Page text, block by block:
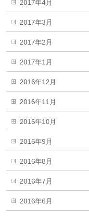
2017年4月
2017年3月
2017年2月
2017年1月
2016年12月
2016年11月
2016年10月
2016年9月
2016年8月
2016年7月
2016年6月